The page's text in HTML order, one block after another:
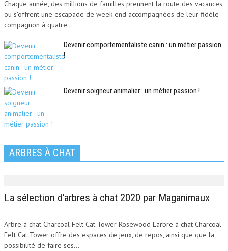
Chaque année, des millions de familles prennent la route des vacances
ou s'offrent une escapade de week-end accompagnées de leur fidèle
compagnon à quatre...
Devenir comportementaliste canin : un métier passion
!
Devenir soigneur animalier : un métier passion !
ARBRES À CHAT
La sélection d’arbres à chat 2020 par Maganimaux
Arbre à chat Charcoal Felt Cat Tower Rosewood L'arbre à chat Charcoal
Felt Cat Tower offre des espaces de jeux, de repos, ainsi que que la
possibilité de faire ses...